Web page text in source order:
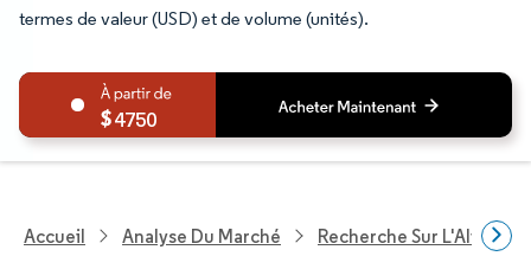
termes de valeur (USD) et de volume (unités).
4750
Accueil Analyse Du Marché Recherche Sur